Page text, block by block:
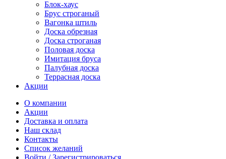
Блок-хаус
Брус строганый
Вагонка штиль
Доска обрезная
Доска строганая
Половая доска
Имитация бруса
Палубная доска
Террасная доска
Акции
О компании
Акции
Доставка и оплата
Наш склад
Контакты
Список желаний
Войти / Зарегистрироваться